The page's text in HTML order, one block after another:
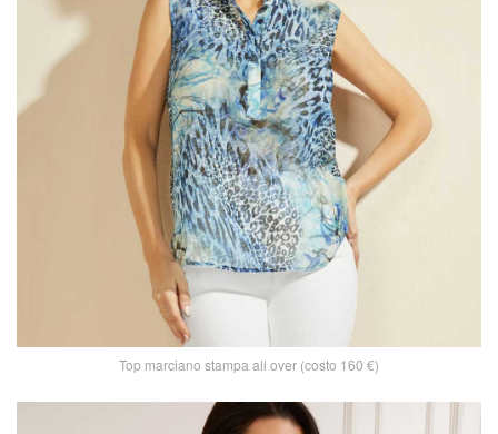
Top marciano stampa all over (costo 160 €)